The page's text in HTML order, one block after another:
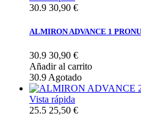
30.9 30,90 €
ALMIRON ADVANCE 1
30.9 30,90 €
Añadir al carrito
30.9 Agotado
Vista rápida
25.5 25,50 €